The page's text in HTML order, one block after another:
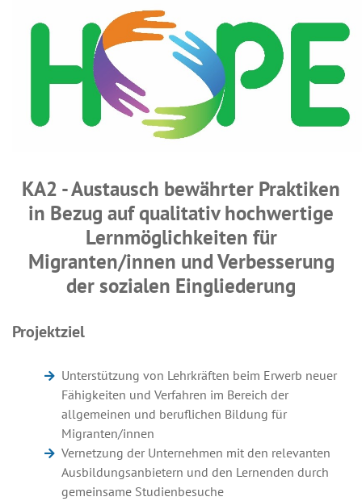
KA2 - Austausch bewährter Praktiken
in Bezug auf qualitativ hochwertige
Lernmöglichkeiten für
Migranten/innen und Verbesserung
der sozialen Eingliederung
Projektziel
Unterstützung von Lehrkräften beim Erwerb neuer
Fähigkeiten und Verfahren im Bereich der
allgemeinen und beruflichen Bildung für
Migranten/innen
Vernetzung der Unternehmen mit den relevanten
Ausbildungsanbietern und den Lernenden durch
gemeinsame Studienbesuche